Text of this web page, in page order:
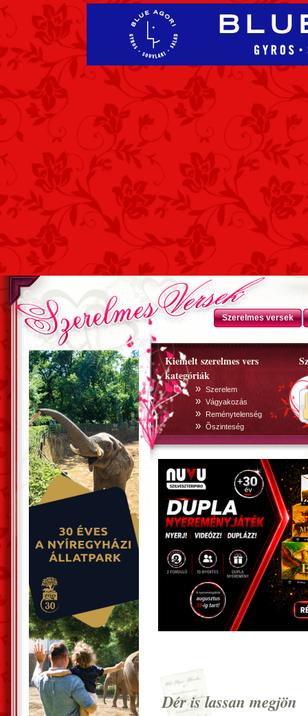
Szerelmes versek
Kiemelt szerelmes vers
kategóriák
» Szerelem
» Vágyakozás
» Reménytelenség
» Õszinteség
Dér is lassan megjön